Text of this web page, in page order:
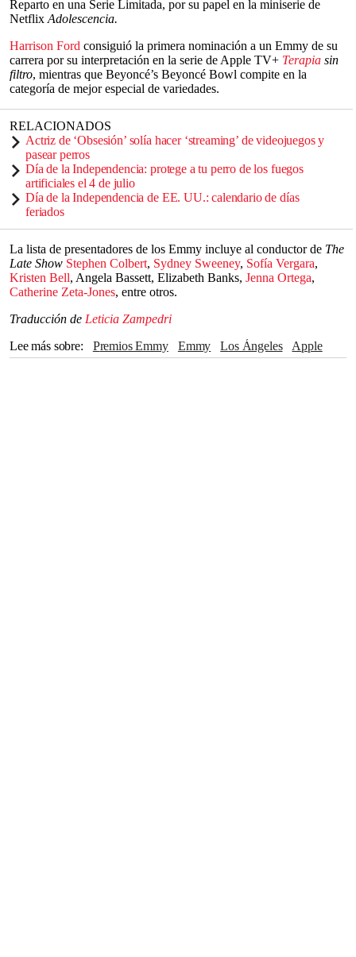
Reparto en una Serie Limitada, por su papel en la miniserie de
Netflix Adolescencia.
Harrison Ford consiguió la primera nominación a un Emmy de su
carrera por su interpretación en la serie de Apple TV+ Terapia sin
filtro, mientras que Beyoncé’s Beyoncé Bowl compite en la
categoría de mejor especial de variedades.
RELACIONADOS
Actriz de ‘Obsesión’ solía hacer ‘streaming’ de videojuegos y
pasear perros
Día de la Independencia: protege a tu perro de los fuegos
artificiales el 4 de julio
Día de la Independencia de EE. UU.: calendario de días
feriados
La lista de presentadores de los Emmy incluye al conductor de The
Late Show Stephen Colbert, Sydney Sweeney, Sofía Vergara,
Kristen Bell, Angela Bassett, Elizabeth Banks, Jenna Ortega,
Catherine Zeta-Jones, entre otros.
Traducción de Leticia Zampedri
Lee más sobre
Premios Emmy Emmy Los Ángeles
apple